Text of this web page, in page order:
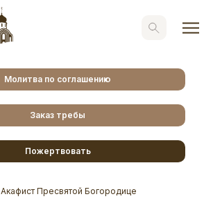
Молитва по соглашению
Заказ требы
Пожертвовать
Акафист Пресвятой Богородице